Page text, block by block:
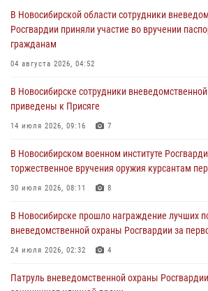
При силовой поддержке бойцов ОМОН и СОБР
пресечена деятельность группы лиц,
в сфере страхования
В Новосибирске сотрудниками
Росгвардии задержан гражданин, находящийся
В Новосибирске военнослужащие отряда
Росгвардии провели занятия по
В Новосибирске военнослужащие Росгвардии
– жертв войны в Донбассе
В Новосибирской области сотрудники
Росгвардии приняли участие во вручении
гражданам
04 августа 2026, 04:52
В Новосибирске сотрудники
приведены к Присяге
14 июля 2026, 09:16 7
В Новосибирском военном институте
торжественное вручения оружия курсантам
30 июля 2026, 08:11 8
В Новосибирске прошло награждение лучших
вневедомственной охраны Росгвардии за
24 июля 2026, 02:32 4
Патруль вневедомственной охраны